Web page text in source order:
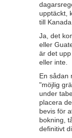
upptäckt,
till
Ja, det
eller
är det
eller inte.
En sådan
"möjlig
under
placera
bevis för
bokning,
definitivt